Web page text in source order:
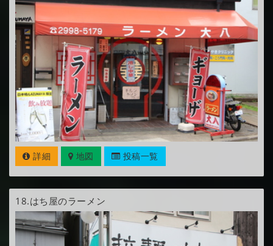
詳細 地図 投稿一覧
18.はち屋のラーメン